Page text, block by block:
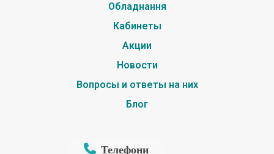
Обладнання
Кабинеты
Акции
Новости
Вопросы и ответы на них
Блог
Телефони